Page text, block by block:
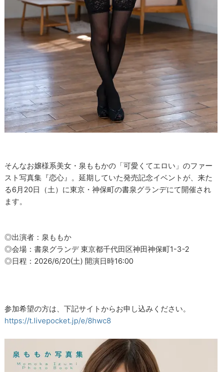
そんなお嬢様系美女・泉ももかの「可愛くてエロい」のファー
スト写真集『恋心』。延期していた発売記念イベントが、来た
る6月20日（土）に東京・神保町の書泉グランデにて開催され
ます。
◎出演者：泉ももか
◎会場：書泉グランデ 東京都千代田区神田神保町1-3-2
◎日程：2026/6/20(土) 開演日時16:00
参加希望の方は、下記サイトからお申し込みください。
https://t.livepocket.jp/e/8hwc8